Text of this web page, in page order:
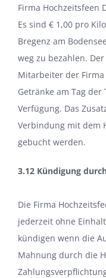
Firma Hochzeitsfeen
Es sind € 1,00 pro
Bregenz am
weg zu bezahlen.
Mitarbeiter der
Getränke am Tag
Verfügung. Das
Verbindung mit dem
gebucht werden.
3.12 Kündigung
Die Firma
jederzeit ohne
kündigen wenn die
Mahnung durch die